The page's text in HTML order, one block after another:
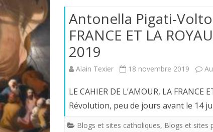
Antonella Pigati-Volto.
FRANCE ET LA
2019
Alain Texier 18 novembre 2019
LE CAHIER DE L’AMOUR, LA
Révolution, peu de jours avant le 14
Blogs et sites catholiques, Blogs et sites